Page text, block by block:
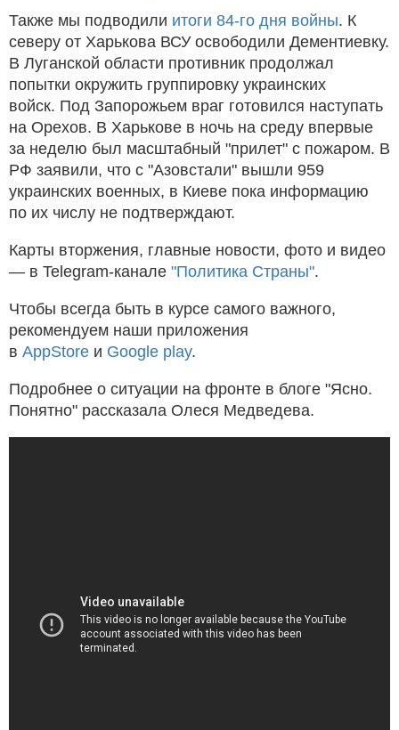
Также мы подводили итоги 84-го дня войны. К
северу от Харькова ВСУ освободили Дементиевку.
В Луганской области противник продолжал
попытки окружить группировку украинских
войск. Под Запорожьем враг готовился наступать
на Орехов. В Харькове в ночь на среду впервые
за неделю был масштабный "прилет" с пожаром. В
РФ заявили, что с "Азовстали" вышли 959
украинских военных, в Киеве пока информацию
по их числу не подтверждают.
Карты вторжения, главные новости, фото и видео
— в Telegram-канале "Политика Страны".
Чтобы всегда быть в курсе самого важного,
рекомендуем наши приложения
в AppStore и Google play.
Подробнее о ситуации на фронте в блоге "Ясно.
Понятно" рассказала Олеся Медведева.